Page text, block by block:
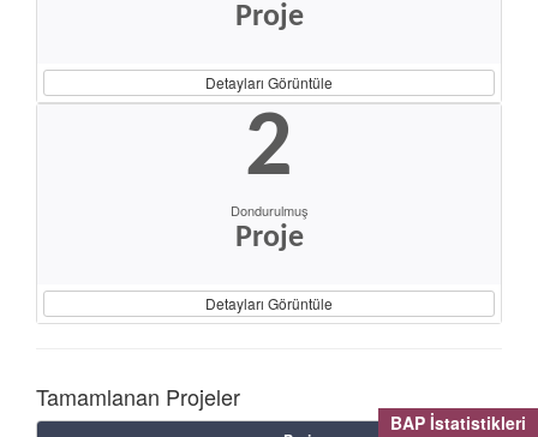
BAP İstatistikleri
Proje
Detayları Görüntüle
2
Dondurulmuş
Proje
Detayları Görüntüle
Tamamlanan Projeler